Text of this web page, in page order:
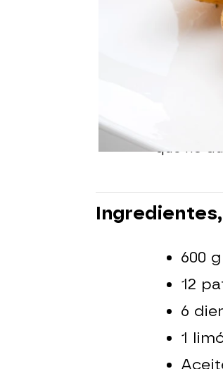
Cristina García
17 de
Karlos
un
que no
600
12
6
1